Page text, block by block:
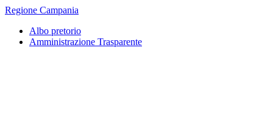
Regione Campania
Albo pretorio
Amministrazione Trasparente